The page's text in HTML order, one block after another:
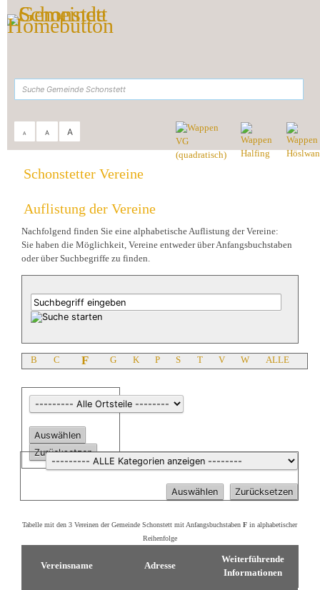
Zum Inhalt, zur Navigation
A A A
Kultur & Freizeit Schonstetter Vereine
Schonstetter Vereine
Auflistung der Vereine
Nachfolgend finden Sie eine alphabetische Auflistung der Vereine:
Sie haben die Möglichkeit, Vereine entweder über Anfangsbuchstaben
oder über Suchbegriffe zu finden.
B C F G K P S T V W ALLE
Tabelle mit den 3 Vereinen der Gemeinde Schonstett mit AnfangsbuchstabenF in alphabetischer
Reihenfolge
Vereinsname Adresse
Weiterführende
Informationen